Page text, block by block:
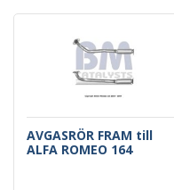
AVGASRÖR FRAM till
ALFA ROMEO 164